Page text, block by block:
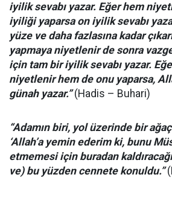
iyilik sevabı yazar. Eğer hem
iyiliği yaparsa on iyilik sevabı
yüze ve daha fazlasına kadar
yapmaya niyetlenir de sonra
için tam bir iyilik sevabı yazar.
niyetlenir hem de onu yaparsa,
günah yazar.”(Hadis – Buhari)
“Adamın biri, yol üzerinde bir
‘Allah’a yemin ederim ki, bunu
etmemesi için buradan
ve) bu yüzden cennete konuldu.”